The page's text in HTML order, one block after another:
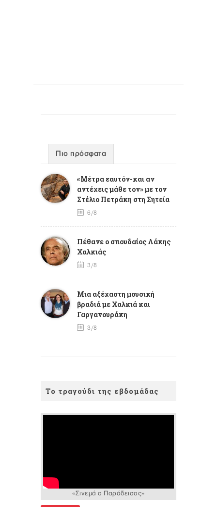
Πιο πρόσφατα
«Μέτρα εαυτόν-και αν
αντέχεις μάθε τον» με τον
Στέλιο Πετράκη στη Σητεία
6/8
Πέθανε ο σπουδαίος Λάκης
Χαλκιάς
3/8
Mια αξέχαστη μουσική
βραδιά με Χαλκιά και
Γαργανουράκη
3/8
Το τραγούδι της εβδομάδας
«Σινεμά ο Παράδεισος»